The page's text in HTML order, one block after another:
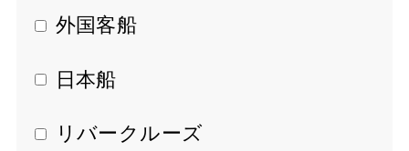
外国客船
日本船
リバークルーズ